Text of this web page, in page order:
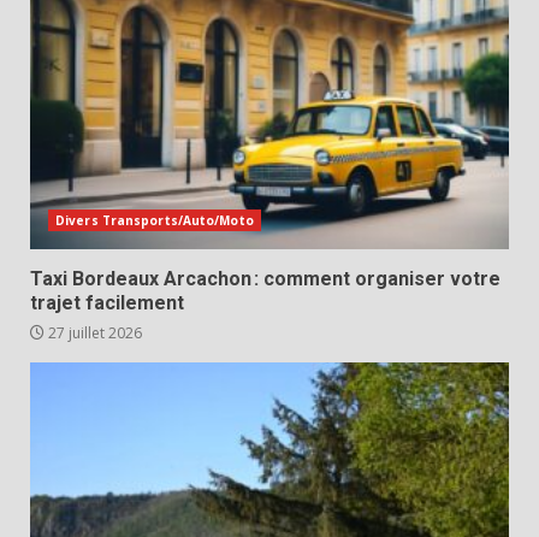
Divers Transports/Auto/Moto
Taxi Bordeaux Arcachon : comment organiser votre
trajet facilement
27 juillet 2026